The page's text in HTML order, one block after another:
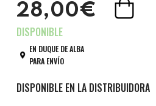
28,00€
EN DUQUE DE ALBA
PARA ENVÍO